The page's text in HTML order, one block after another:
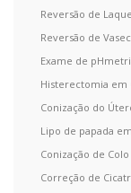
Reversão de
Reversão de
Exame de
Histerectomia em
Conização do
Lipo de papada
Conização de
Correção de